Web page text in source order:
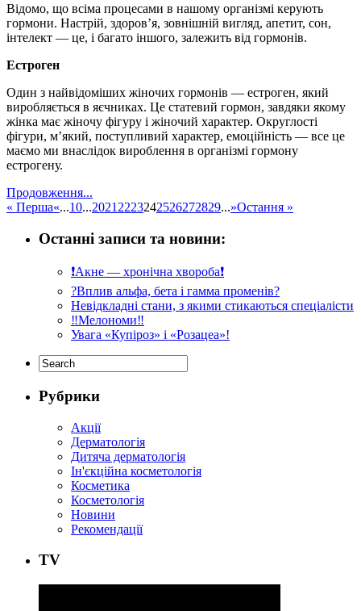
Відомо, що всіма процесами в нашому організмі керують
гормони. Настрій, здоров’я, зовнішній вигляд, апетит, сон,
інтелект — це, і багато іншого, залежить від гормонів.
Естроген
Один з найвідоміших жіночих гормонів — естроген, який
виробляється в яєчниках. Це статевий гормон, завдяки якому
жінка має жіночу фігуру і жіночий характер. Округлості
фігури, м’який, поступливий характер, емоційність — все це
маємо ми внаслідок вироблення в організмі гормону
естрогену.
Продовження...
« Перша«...10...2021 2223242526272829...»Остання »
Останні записи та новини:
❗️Акне — хронічна хвороба❗️
?Вплив альфа, бета і гамма променів?
Невідкладні стани, з якими стикаються спеціалісти
‼️Мелономи‼️
Увага «Купіроз» і «Розацеа»!
Рубрики
Акції
Дерматологія
Дитяча дерматологія
Ін'єкційна косметологія
Косметика
Косметологія
Новини
Рекомендації
ТV